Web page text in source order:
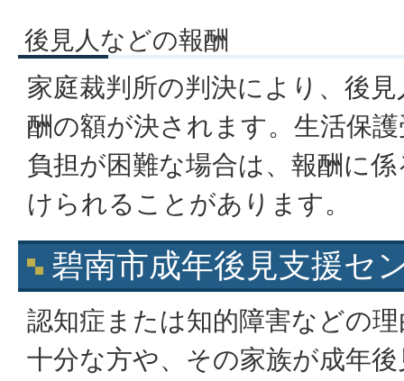
後見人などの報酬
家庭裁判所の判決により、後
酬の額が決されます。生活保
負担が困難な場合は、報酬に
けられることがあります。
碧南市成年後見支援セ
認知症または知的障害などの
十分な方や、その家族が成年